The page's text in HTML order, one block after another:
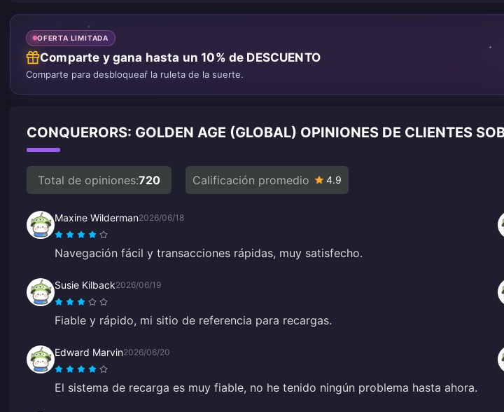
OFERTA LIMITADA
Comparte y gana hasta un 10% de DESCUENTO
Comparte para desbloquear la ruleta de la suerte.
CONQUERORS: GOLDEN AGE (GLOBAL) OPINIONES DE CLIENTES
Total de opiniones:720 Calificación promedio 4.9
Maxine Wilderman2026/06/18
Navegación fácil y transacciones rápidas, muy satisfecho.
Susie Kilback2026/06/19
Fiable y rápido, mi sitio de referencia para recargas.
Edward Marvin2026/06/20
El sistema de recarga es muy fiable, no he tenido ningún problema hasta ahora.